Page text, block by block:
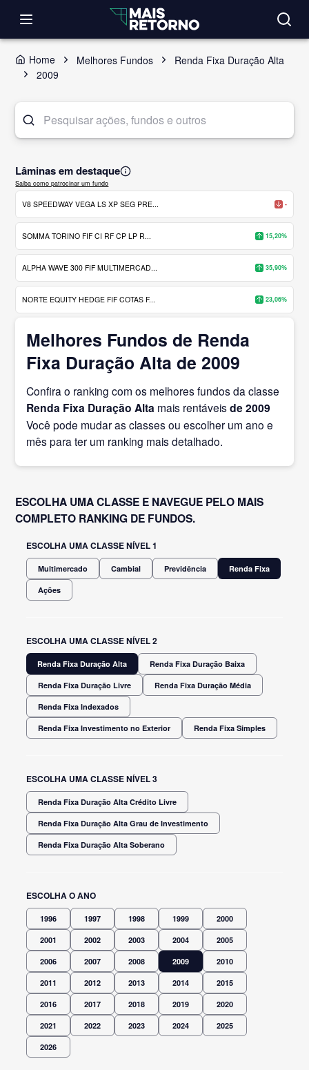
Home Melhores Fundos
Renda Fixa Duração Alta
2009
Lâminas em destaque
Saiba como patrocinar um fundo
V8 SPEEDWAY VEGA LS XP SEG PRE... -
SOMMA TORINO FIF CI RF CP LP R... 15,20%
ALPHA WAVE 300 FIF MULTIMERCAD... 35,90%
NORTE EQUITY HEDGE FIF COTAS F... 23,06%
Melhores Fundos de Renda
Fixa Duração Alta de 2009
Confira o ranking com os melhores fundos da classe
Renda Fixa Duração Alta mais rentáveisde 2009
Você pode mudar as classes ou escolher um ano e
mês para ter um ranking mais detalhado.
ESCOLHA UMA CLASSE E NAVEGUE PELO MAIS
COMPLETO RANKING DE FUNDOS.
ESCOLHA UMA CLASSE NÍVEL 1
Multimercado Cambial Previdência Renda Fixa
Ações
ESCOLHA UMA CLASSE NÍVEL 2
Renda Fixa Duração Alta Renda Fixa Duração Baixa
Renda Fixa Duração Livre Renda Fixa Duração Média
Renda Fixa Indexados
Renda Fixa Investimento no Exterior Renda Fixa Simples
ESCOLHA UMA CLASSE NÍVEL 3
Renda Fixa Duração Alta Crédito Livre
Renda Fixa Duração Alta Grau de Investimento
Renda Fixa Duração Alta Soberano
ESCOLHA O ANO
1996 1997 1998 1999 2000
2001 2002 2003 2004 2005
2006 2007 2008 2009 2010
2011 2012 2013 2014 2015
2016 2017 2018 2019 2020
2021 2022 2023 2024 2025
2026